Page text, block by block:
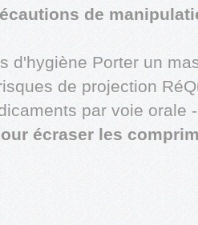
de
d'hygiène Porter un
de projection
par voie orale
écraser les